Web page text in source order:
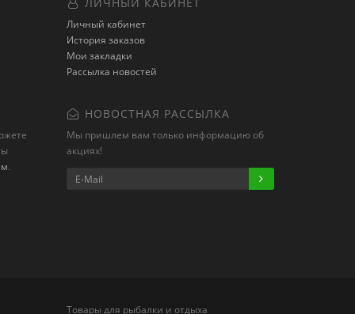
Личный кабинет
История заказов
Мои закладки
Рассылка новостей
.
НОВОСТНАЯ РАССЫЛКА
Мы пришлем вам только информацию об
акциях!
Товары для рыбалки и отдыха